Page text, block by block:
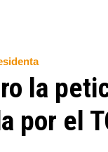
la
por el